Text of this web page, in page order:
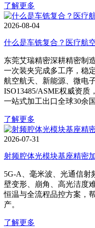
了解更多
2026-08-04
什么是车铣复合？医疗航
东莞艾瑞精密深耕精密制
一次装夹完成多工序，稳
航空航天、新能源、微电
ISO13485/ASME权威资质
一站式加工出口全球30余国
了解更多
2026-07-31
射频腔体光模块基座精密
5G‑A、毫米波、光通信
壁变形、崩角、高光洁度
恒温与全流程品控方案，
产。
了解更多